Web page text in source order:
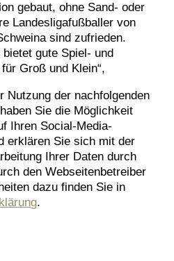
gebaut, ohne Sand- oder
Landesligafußballer von
sind zufrieden.
gute Spiel- und
Groß und Klein“,
Nutzung der nachfolgenden
Sie die Möglichkeit
Ihren Social-Media-
erklären Sie sich mit der
Ihrer Daten durch
den Webseitenbetreiber
dazu finden Sie in
.